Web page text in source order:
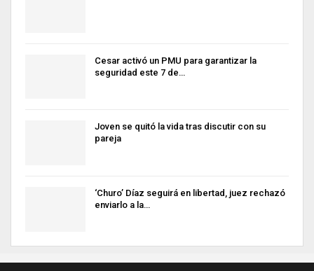
Cesar activó un PMU para garantizar la
seguridad este 7 de…
Joven se quitó la vida tras discutir con su
pareja
‘Churo’ Díaz seguirá en libertad, juez rechazó
enviarlo a la…